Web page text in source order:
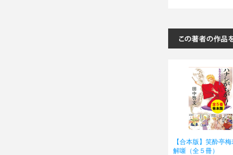
【合本版】笑酔亭
解噺（全５冊）